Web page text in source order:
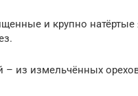
и крупно натёртые
– из измельчённых